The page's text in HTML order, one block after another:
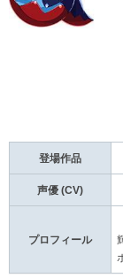
登場作品
声優 (CV)
プロフィール